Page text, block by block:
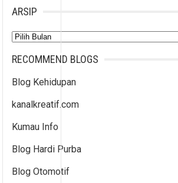
ARSIP
Arsip
RECOMMEND BLOGS
Blog Kehidupan
kanalkreatif.com
Kumau Info
Blog Hardi Purba
Blog Otomotif